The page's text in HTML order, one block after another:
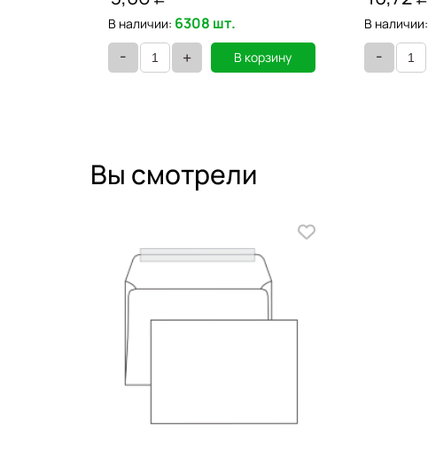
В наличии: 6308 шт.
- + В корзину
В наличии:
-
Вы смотрели